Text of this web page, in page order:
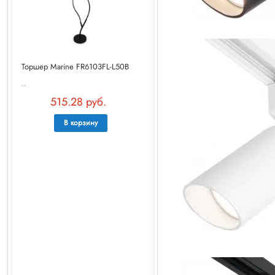
Торшер Marine FR6103FL-L50B
..
515.28 руб.
В корзину